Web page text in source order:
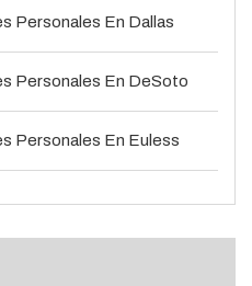
Personales En Dallas
Personales En DeSoto
Personales En Euless